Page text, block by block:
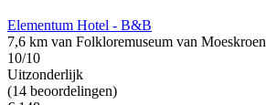
Elementum Hotel - B&B
7,6 km van Folkloremuseum van Moeskroen
10/10
Uitzonderlijk
(14 beoordelingen)